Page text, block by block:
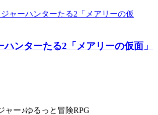
ハンターたる2「メアリーの仮面」
ャー♪ゆるっと冒険RPG